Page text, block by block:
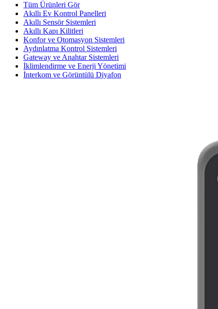
Tüm Ürünleri Gör
Akıllı Ev Kontrol Panelleri
Akıllı Sensör Sistemleri
Akıllı Kapı Kilitleri
Konfor ve Otomasyon Sistemleri
Aydınlatma Kontrol Sistemleri
Gateway ve Anahtar Sistemleri
İklimlendirme ve Enerji Yönetimi
İnterkom ve Görüntülü Diyafon